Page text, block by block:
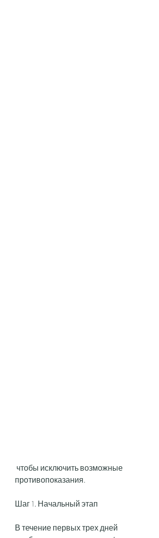
противопоказания.
Шаг 1. Начальный этап
В течение первых трех дней